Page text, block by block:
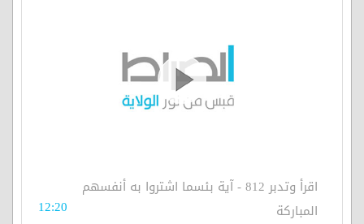
اقرأ وتدبر 812 - آية بئسما اشتروا به أنفسهم
المباركة
12:20